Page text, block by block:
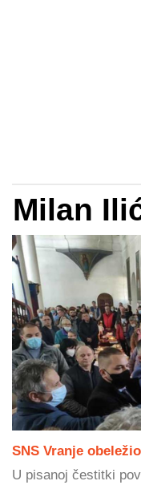
Milan
SNS Vranje
U pisanoj čestitki